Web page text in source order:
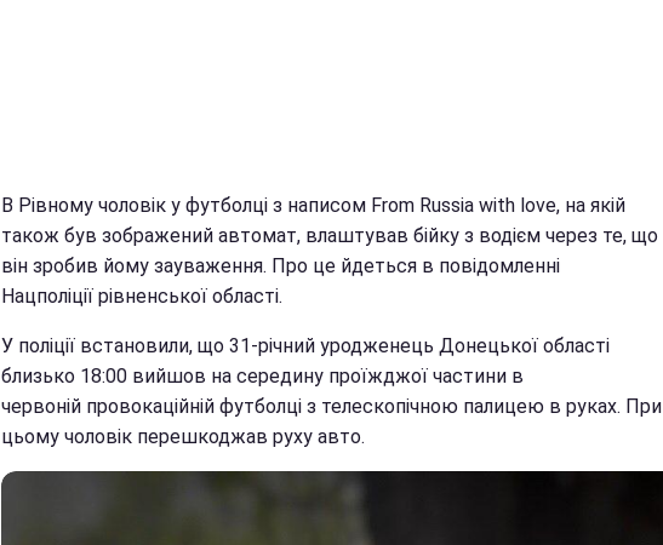
В Рівному чоловік у футболці з написом From Russia with love, на якій
також був зображений автомат, влаштував бійку з водієм через те, що
він зробив йому зауваження. Про це йдеться в повідомленні
Нацполіції рівненської області.
У поліції встановили, що 31-річний уродженець Донецької області
близько 18:00 вийшов на середину проїжджої частини в
червоній провокаційній футболці з телескопічною палицею в руках. При
цьому чоловік перешкоджав руху авто.